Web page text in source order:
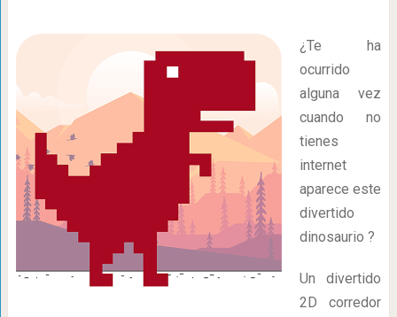
¿Te ha
ocurrido
alguna vez
cuando no
tienes
internet
aparece este
divertido
dinosaurio ?
Un divertido
2D corredor